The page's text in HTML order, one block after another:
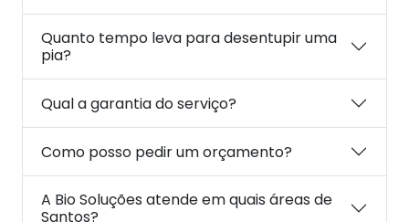
Quanto tempo leva para desentupir uma
pia?
Qual a garantia do serviço?
Como posso pedir um orçamento?
A Bio Soluções atende em quais áreas de
Santos?